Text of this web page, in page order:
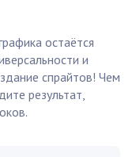
остаётся
и
спрайтов! Чем
результат,